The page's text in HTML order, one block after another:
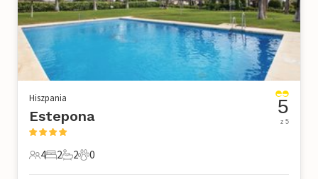
Hiszpania
Estepona
4 Goście
4
2 Sypialnie
2
2 Łazienki
2
0 Zwierzęta domowe
0
5
z 5